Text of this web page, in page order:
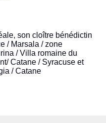
son cloître bénédictin
/ Marsala / zone
/ Villa romaine du
Catane / Syracuse et
/ Catane